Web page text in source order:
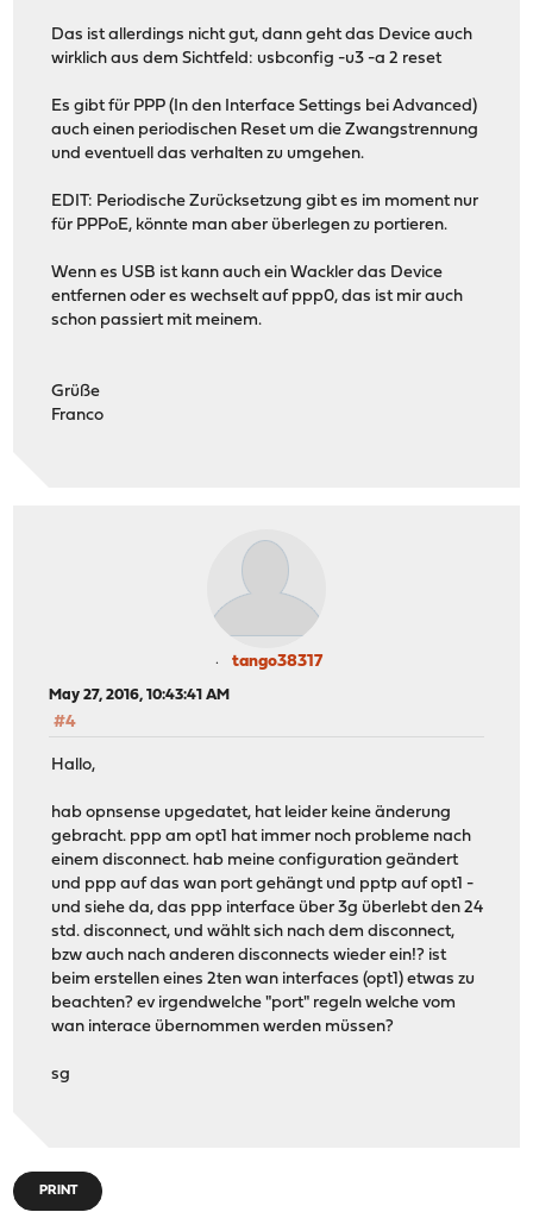
Das ist allerdings nicht gut, dann geht das Device auch
wirklich aus dem Sichtfeld: usbconfig -u3 -a 2 reset
Es gibt für PPP (In den Interface Settings bei Advanced)
auch einen periodischen Reset um die Zwangstrennung
und eventuell das verhalten zu umgehen.
EDIT: Periodische Zurücksetzung gibt es im moment nur
für PPPoE, könnte man aber überlegen zu portieren.
Wenn es USB ist kann auch ein Wackler das Device
entfernen oder es wechselt auf ppp0, das ist mir auch
schon passiert mit meinem.
Grüße
Franco
tango38317
May 27, 2016, 10:43:41 AM
#4
Hallo,
hab opnsense upgedatet, hat leider keine änderung
gebracht. ppp am opt1 hat immer noch probleme nach
einem disconnect. hab meine configuration geändert
und ppp auf das wan port gehängt und pptp auf opt1 -
und siehe da, das ppp interface über 3g überlebt den 24
std. disconnect, und wählt sich nach dem disconnect,
bzw auch nach anderen disconnects wieder ein!? ist
beim erstellen eines 2ten wan interfaces (opt1) etwas zu
beachten? ev irgendwelche "port" regeln welche vom
wan interace übernommen werden müssen?
sg
PRINT